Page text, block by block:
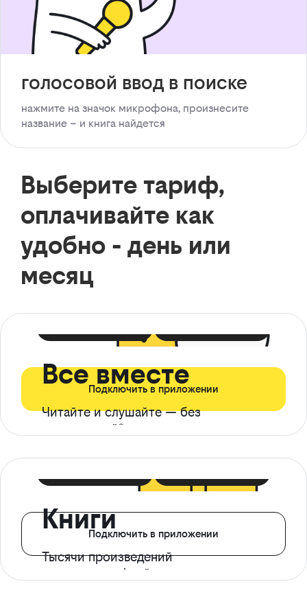
голосовой ввод в поиске
нажмите на значок микрофона, произнесите
название – и книга найдется
Выберите тариф,
оплачивайте как
удобно - день или
месяц
Все вместе
Читайте и слушайте — без
ограничений*
Подключить в приложении
Книги
Тысячи произведений
с доступом офлайн
Подключить в приложении